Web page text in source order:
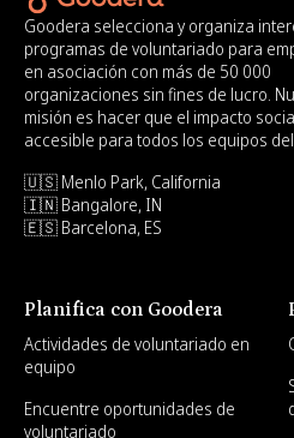
Goodera selecciona y organiza
programas de voluntariado para
en asociación con más de 50 000
organizaciones sin fines de lucro.
misión es hacer que el impacto
accesible para todos los equipos
🇺🇸 Menlo Park, California
🇮🇳 Bangalore, IN
🇪🇸 Barcelona, ES
Planifica con Goodera
Actividades de voluntariado en
equipo
Encuentre oportunidades de
voluntariado